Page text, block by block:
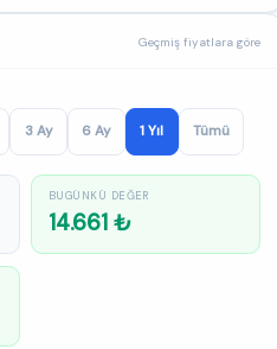
Geçmiş fiyatlara göre
3 Ay 6 Ay 1 Yıl Tümü
BUGÜNKÜ DEĞER
14.661 ₺